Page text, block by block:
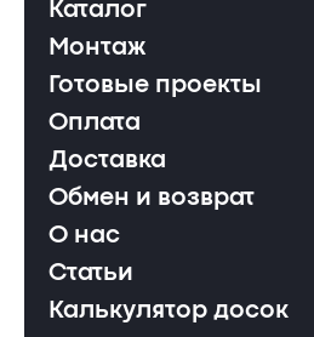
Каталог
Монтаж
Готовые проекты
Оплата
Доставка
Обмен и возврат
О нас
Статьи
Калькулятор досок